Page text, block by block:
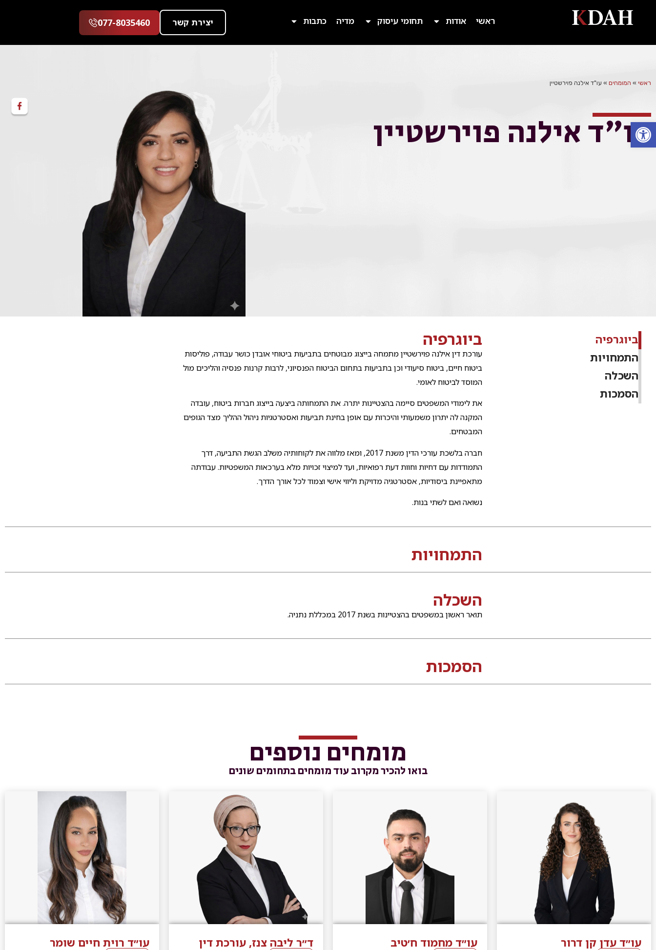
פתח סרגל נגישות
ראשי אודות תחומי עיסוק מדיה כתבות יצירת קשר 077-8035460
ראשי » המומחים » עו"ד אילנה פוירשטיין
עו"ד אילנה פוירשטיין
ביוגרפיה
התמחויות
השכלה
הסמכות
ביוגרפיה
עורכת דין אילנה פוירשטיין מתמחה בייצוג מבוטחים בתביעות ביטוחי אובדן כושר עבודה, פוליסות
ביטוח חיים, ביטוח סיעודי וכן בתביעות בתחום הביטוח הפנסיוני, לרבות קרנות פנסיה והליכים מול
המוסד לביטוח לאומי.
את לימודי המשפטים סיימה בהצטיינות יתרה. את התמחותה ביצעה בייצוג חברות ביטוח, עובדה
המקנה לה יתרון משמעותי והיכרות עם אופן בחינת תביעות ואסטרטגיות ניהול ההליך מצד הגופים
המבטחים.
חברה בלשכת עורכי הדין משנת 2017, ומאז מלווה את לקוחותיה משלב הגשת התביעה, דרך
התמודדות עם דחיות וחוות דעת רפואיות, ועד למיצוי זכויות מלא בערכאות המשפטיות. עבודתה
מתאפיינת ביסודיות, אסטרטגיה מדויקת וליווי אישי וצמוד לכל אורך הדרך.
נשואה ואם לשתי בנות.
התמחויות
השכלה
תואר ראשון במשפטים בהצטיינות בשנת 2017 במכללת נתניה.
הסמכות
מומחים נוספים
בואו להכיר מקרוב עוד מומחים בתחומים שונים
עו״ד עדן קן דרור עו״ד מחמוד ח׳טיב ד״ר ליבה צנז, עורכת דין עו״ד רוית חיים שומר